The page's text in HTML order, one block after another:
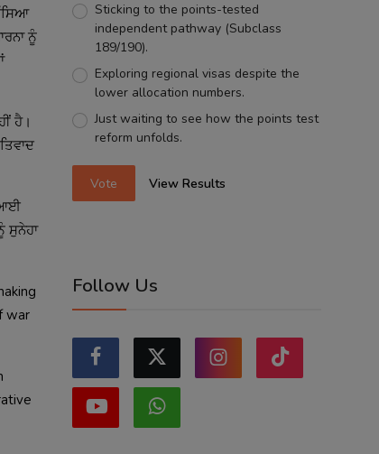
ਨੂੰ
ਹੈ।
ਆਈ
ਸੁਨੇਹਾ
war
Sticking to the points-tested
independent pathway (Subclass
189/190).
Exploring regional visas despite the
lower allocation numbers.
Just waiting to see how the points test
reform unfolds.
Vote View Results
Follow Us